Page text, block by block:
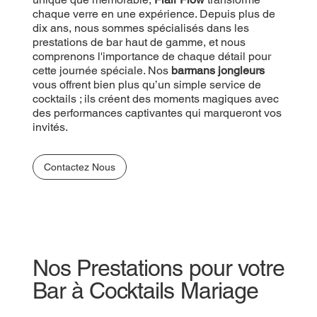
chaque verre en une expérience. Depuis plus de
dix ans, nous sommes spécialisés dans les
prestations de bar haut de gamme, et nous
comprenons l'importance de chaque détail pour
cette journée spéciale. Nos barmans jongleurs
vous offrent bien plus qu’un simple service de
cocktails ; ils créent des moments magiques avec
des performances captivantes qui marqueront vos
invités.
Contactez Nous
Nos Prestations pour votre
Bar à Cocktails Mariage